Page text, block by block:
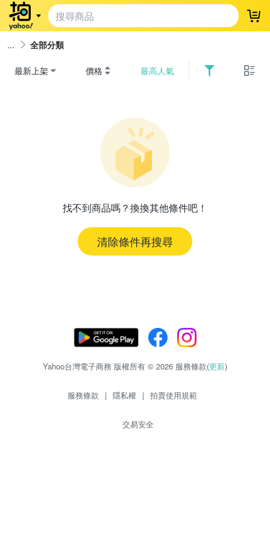
登
全部分類
最新上架 價格 最高人氣
找不到商品嗎？換換其他條件吧！
清除條件再搜尋
Yahoo台灣電子商務 版權所有 © 2026 服務條款(更新)
服務條款 | 隱私權 | 拍賣使用規範
交易安全